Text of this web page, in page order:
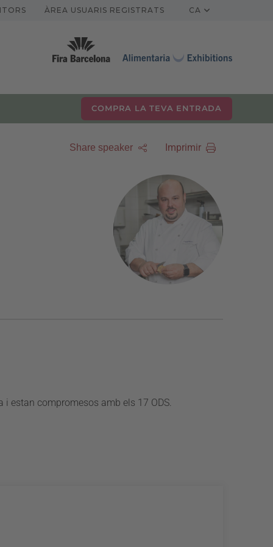
ÀREA USUARIS REGISTRATS CA
COMPRA LA TEVA ENTRADA
Share speaker Imprimir
estan compromesos amb els 17 ODS.